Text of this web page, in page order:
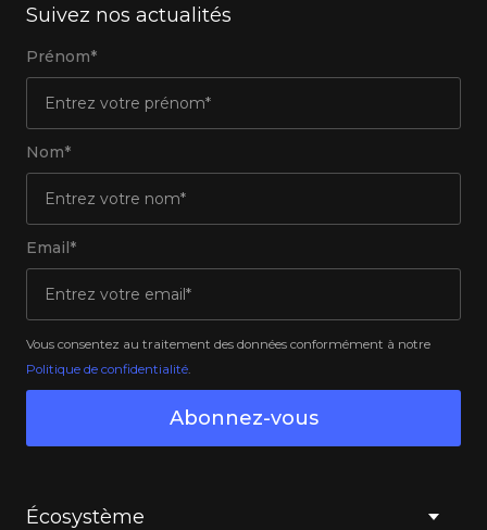
Suivez nos actualités
Prénom*
Nom*
Email*
Vous consentez au traitement des données conformément à notre
Politique de confidentialité
Abonnez-vous
Écosystème